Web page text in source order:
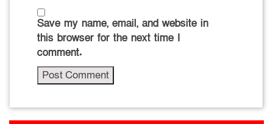
Save my name, email, and website in
this browser for the next time I
comment.